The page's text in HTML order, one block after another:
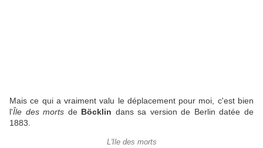
Mais ce qui a vraiment valu le déplacement pour moi, c'est bien
l'Île des morts deBöcklin dans sa version de Berlin datée de
1883.
L'Ile des morts